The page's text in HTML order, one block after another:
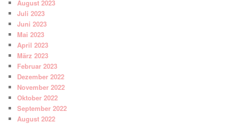
August 2023
Juli 2023
Juni 2023
Mai 2023
April 2023
März 2023
Februar 2023
Dezember 2022
November 2022
Oktober 2022
September 2022
August 2022